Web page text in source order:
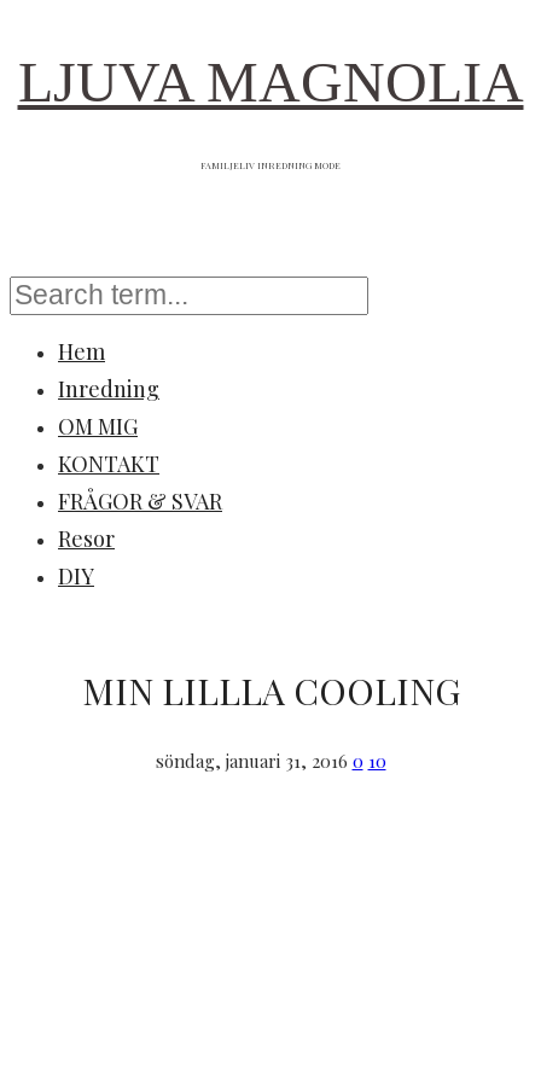
LJUVA MAGNOLIA
FAMILJELIV INREDNING MODE
Hem
Inredning
OM MIG
KONTAKT
FRÅGOR & SVAR
Resor
DIY
MIN LILLLA COOLING
söndag, januari 31, 2016 0 10